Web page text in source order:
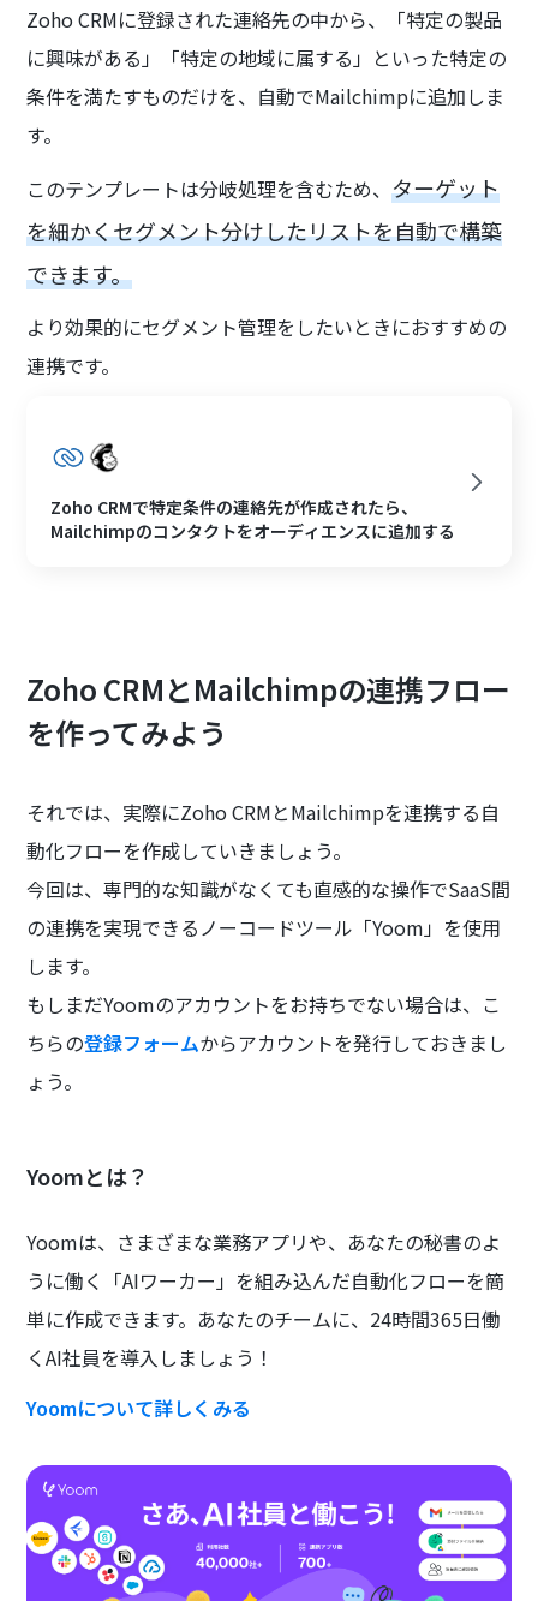
Zoho CRMに登録された連絡先の中から、「特定の製品
に興味がある」「特定の地域に属する」といった特定の
条件を満たすものだけを、自動でMailchimpに追加しま
す。
このテンプレートは分岐処理を含むため、ターゲット
を細かくセグメント分けしたリストを自動で構築
できます。
より効果的にセグメント管理をしたいときにおすすめの
連携です。
Zoho CRMで特定条件の連絡先が作成されたら、
Mailchimpのコンタクトをオーディエンスに追加する
Zoho CRMとMailchimpの連携フロー
を作ってみよう
それでは、実際にZoho CRMとMailchimpを連携する自
動化フローを作成していきましょう。
今回は、専門的な知識がなくても直感的な操作でSaaS間
の連携を実現できるノーコードツール「Yoom」を使用
します。
もしまだYoomのアカウントをお持ちでない場合は、こ
ちらの登録フォームからアカウントを発行しておきまし
ょう。
Yoomとは？
Yoomは、さまざまな業務アプリや、あなたの秘書のよ
うに働く「AIワーカー」を組み込んだ自動化フローを簡
単に作成できます。あなたのチームに、24時間365日働
くAI社員を導入しましょう！
Yoomについて詳しくみる